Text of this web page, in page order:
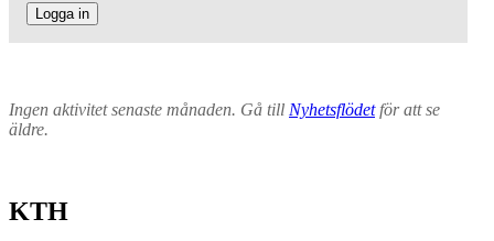
Logga in
Ingen aktivitet senaste månaden. Gå till Nyhetsflödetför att se
äldre.
KTH